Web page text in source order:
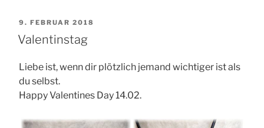
VERÖFFENTLICHT
AM
9. FEBRUAR 2018
Valentinstag
Liebe ist, wenn dir plötzlich jemand wichtiger ist als
du selbst.
Happy Valentines Day 14.02.